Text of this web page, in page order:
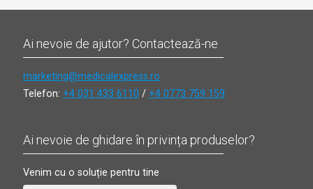
Ai nevoie de ajutor? Contactează-ne
marketing@medicalexpress.ro
Telefon: +4 031 433 6110 / +4 0773 759 159
Ai nevoie de ghidare în privința produselor?
Venim cu o soluție pentru tine